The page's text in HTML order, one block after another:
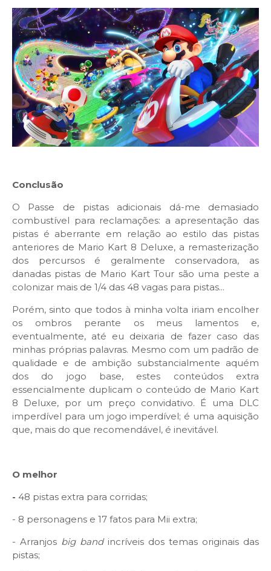
Conclusão
O Passe de pistas adicionais dá-me demasiado
combustível para reclamações: a apresentação das
pistas é aberrante em relação ao estilo das pistas
anteriores de Mario Kart 8 Deluxe, a remasterização
dos percursos é geralmente conservadora, as
danadas pistas de Mario Kart Tour são uma peste a
colonizar mais de 1/4 das 48 vagas para pistas...
Porém, sinto que todos à minha volta iriam encolher
os ombros perante os meus lamentos e,
eventualmente, até eu deixaria de fazer caso das
minhas próprias palavras. Mesmo com um padrão de
qualidade e de ambição substancialmente aquém
dos do jogo base, estes conteúdos extra
essencialmente duplicam o conteúdo de Mario Kart
8 Deluxe, por um preço convidativo. É uma DLC
imperdível para um jogo imperdível; é uma aquisição
que, mais do que recomendável, é inevitável.
O melhor
- 48 pistas extra para corridas;
- 8 personagens e 17 fatos para Mii extra;
- Arranjos big bandincríveis dos temas originais das
pistas;